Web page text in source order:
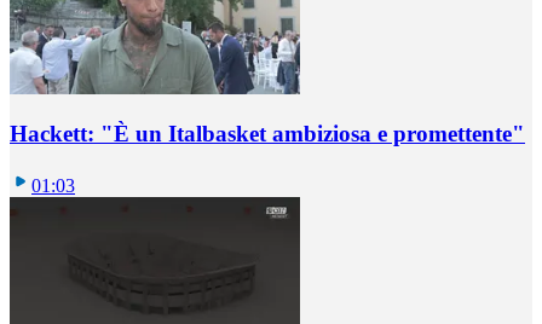
Hackett: "È un Italbasket ambiziosa e promettente"
01:03